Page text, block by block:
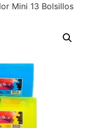
Mini 13 Bolsillos